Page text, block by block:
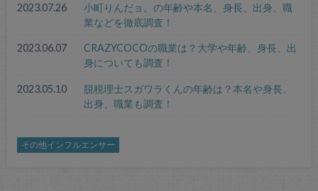
2023.07.26
小町りんだョ。の年齢や本名、身長、出身、職
業などを徹底調査！
2023.06.07
CRAZYCOCOの職業は？大学や年齢、身長、出
身についても調査！
2023.05.10
脱税理士スガワラくんの年齢は？本名や身長、
出身、職業も調査！
その他インフルエンサー